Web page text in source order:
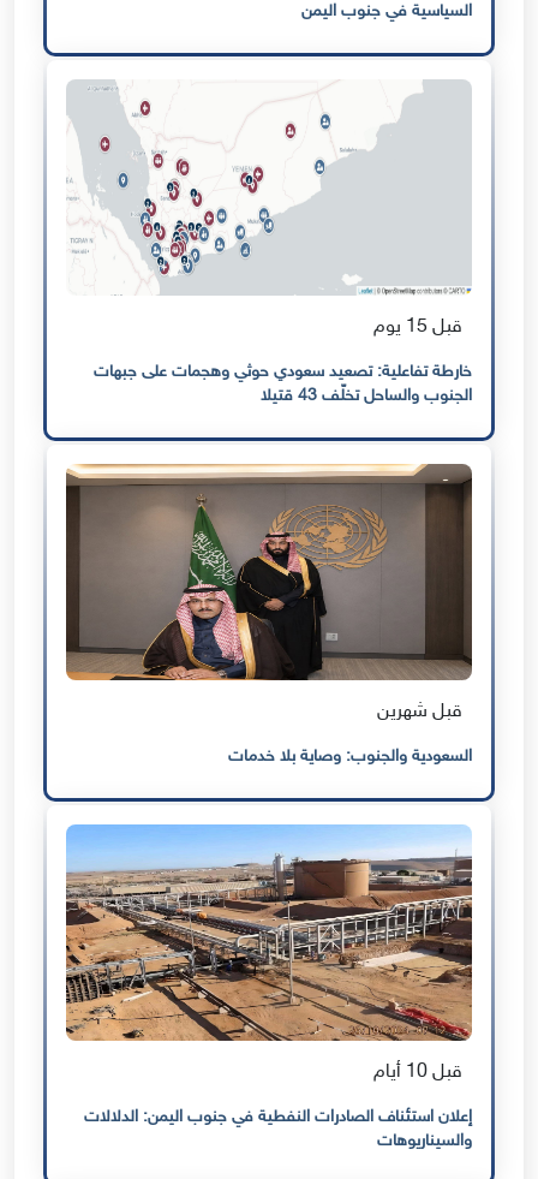
السياسية في جنوب اليمن
قبل 15 يوم
خارطة تفاعلية: تصعيد سعودي حوثي وهجمات على جبهات
الجنوب والساحل تخلّف 43 قتيلا
قبل شهرين
السعودية والجنوب: وصاية بلا خدمات
قبل 10 أيام
إعلان استئناف الصادرات النفطية في جنوب اليمن: الدلالات
والسيناريوهات